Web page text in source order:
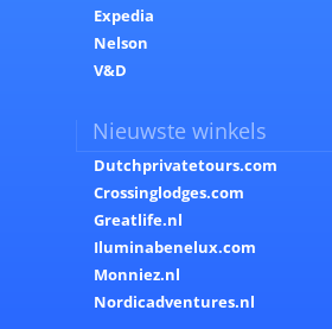
Expedia
Nelson
V&D
Nieuwste winkels
Dutchprivatetours.com
Crossinglodges.com
Greatlife.nl
Iluminabenelux.com
Monniez.nl
Nordicadventures.nl